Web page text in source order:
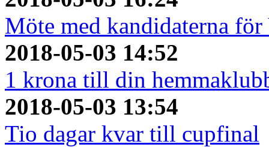
Möte med kandidaterna
2018-05-03 14:52
1 krona till din
2018-05-03 13:54
Tio dagar kvar till cupfinal